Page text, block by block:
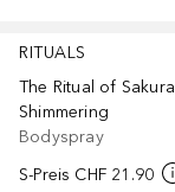
RITUALS
The Ritual of Sakura
Shimmering
Bodyspray
S-Preis CHF 21.90